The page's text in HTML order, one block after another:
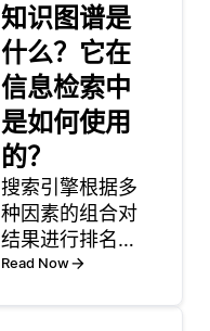
知识图谱是
什么？它在
信息检索中
是如何使用
的？
搜索引擎根据多
种因素的组合对
结果进行排名，
这些因素包括相
Read Now